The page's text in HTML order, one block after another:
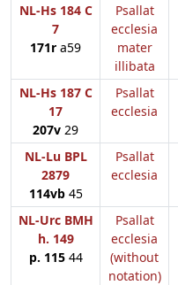
NL-Hs 184 C
7
171r a59
Psallat
ecclesia
mater
illibata
NL-Hs 187 C
17
207v 29
Psallat
ecclesia
NL-Lu BPL
2879
114vb45
Psallat
ecclesia
NL-Urc BMH
h. 149
p. 11544
Psallat
ecclesia
(without
notation)